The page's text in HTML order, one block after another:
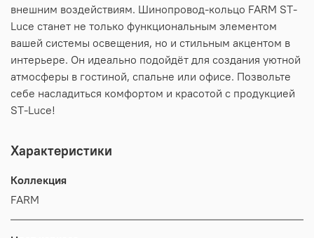
внешним воздействиям. Шинопровод-кольцо FARM ST-
Luce станет не только функциональным элементом
вашей системы освещения, но и стильным акцентом в
интерьере. Он идеально подойдёт для создания уютной
атмосферы в гостиной, спальне или офисе. Позвольте
себе насладиться комфортом и красотой с продукцией
ST-Luce!
Характеристики
Коллекция
FARM